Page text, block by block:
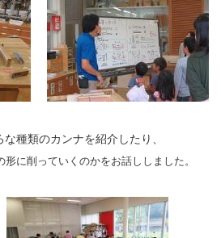
種類のカンナを紹介したり、
に削っていくのかをお話ししました。